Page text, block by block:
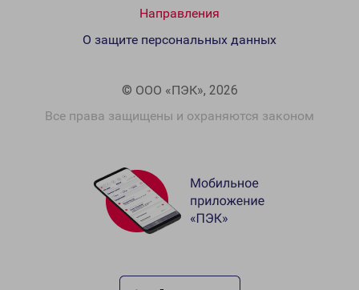
Направления
© ООО «ПЭК», 2026
Все права защищены и охраняются законом
О защите персональных данных